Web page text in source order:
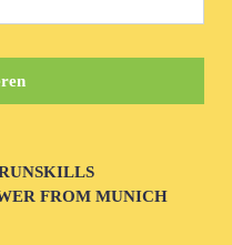
FROM MUNICH